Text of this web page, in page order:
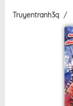
Truyentranh3q